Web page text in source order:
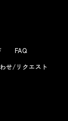
FAQ
せ/リクエスト